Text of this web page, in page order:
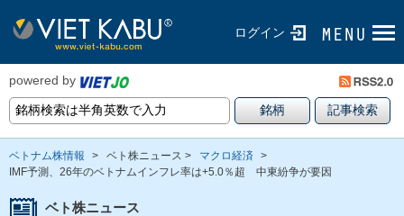
ログイン
powered by
ベトナム株情報 > ベト株ニュース > マクロ経済 >
IMF予測、26年のベトナムインフレ率は+5.0％超 中東紛争が要因
ベト株ニュース